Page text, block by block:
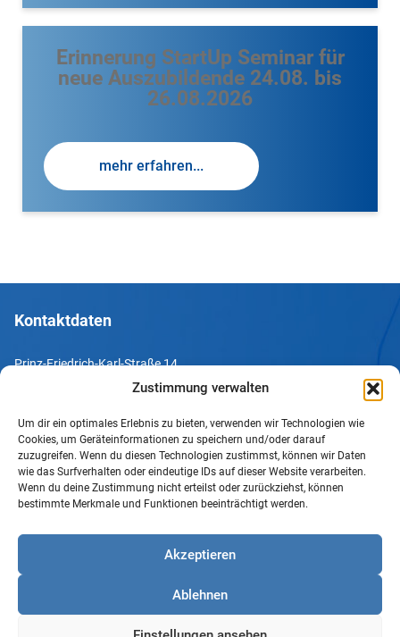
Zustimmung verwalten
Um dir ein optimales Erlebnis zu bieten, verwenden wir Technologien wie
Cookies, um Geräteinformationen zu speichern und/oder darauf
zuzugreifen. Wenn du diesen Technologien zustimmst, können wir Daten
wie das Surfverhalten oder eindeutige IDs auf dieser Website verarbeiten.
Wenn du deine Zustimmung nicht erteilst oder zurückziehst, können
bestimmte Merkmale und Funktionen beeinträchtigt werden.
Akzeptieren
Ablehnen
Erinnerung StartUp Seminar für
neue Auszubildende 24.08. bis
26.08.2026
mehr erfahren...
Kontaktdaten
Prinz-Friedrich-Karl-Straße 14
Tel. +49 231 952052-10
Fax +49 231 952052-60
e-Mail info@uv-do.de
Internet www.uv-do.de
Impressum